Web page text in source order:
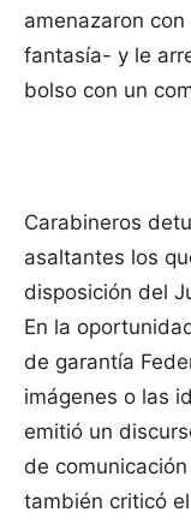
amenazaron
fantasía- y le
bolso con un
Carabineros
asaltantes los
disposición del
En la
de garantía
imágenes o las
emitió un
de
también criticó